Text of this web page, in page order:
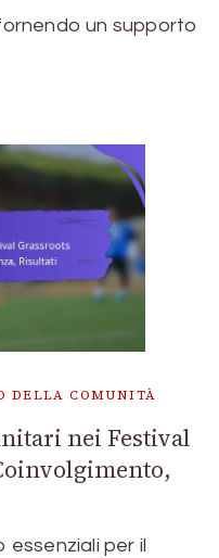
un supporto
DELLA COMUNITÀ
nei Festival
essenziali per il